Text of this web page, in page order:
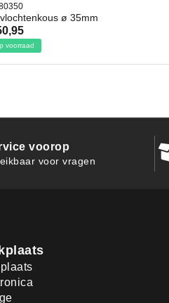
ø 35mm
voorraad
voorop
voor vragen